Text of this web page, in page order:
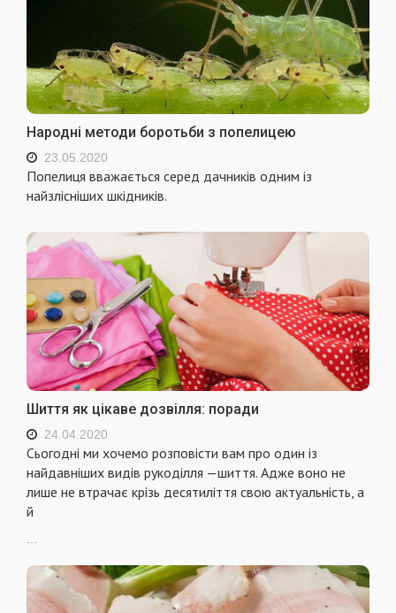
Народні методи боротьби з попелицею
23.05.2020
Попелиця вважається серед дачників одним із
найзлісніших шкідників.
Шиття як цікаве дозвілля: поради
24.04.2020
Сьогодні ми хочемо розповісти вам про один із
найдавніших видів рукоділля —шиття. Адже воно не
лише не втрачає крізь десятиліття свою актуальність, а
й
...